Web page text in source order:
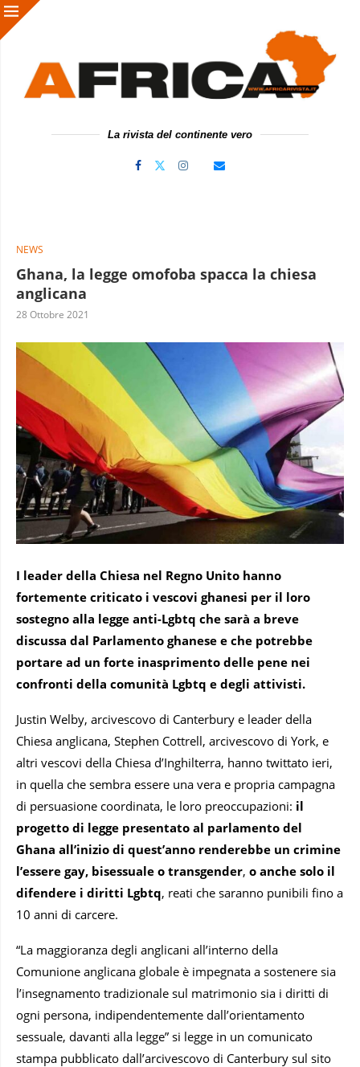
La rivista del continente vero
NEWS
Ghana, la legge omofoba spacca la chiesa
anglicana
28 Ottobre 2021
I leader della Chiesa nel Regno Unito hanno
fortemente criticato i vescovi ghanesi per il loro
sostegno alla legge anti-Lgbtq che sarà a breve
discussa dal Parlamento ghanese e che potrebbe
portare ad un forte inasprimento delle pene nei
confronti della comunità Lgbtq e degli attivisti.
Justin Welby, arcivescovo di Canterbury e leader della
Chiesa anglicana, Stephen Cottrell, arcivescovo di York, e
altri vescovi della Chiesa d’Inghilterra, hanno twittato ieri,
in quella che sembra essere una vera e propria campagna
di persuasione coordinata, le loro preoccupazioni: il
progetto di legge presentato al parlamento del
Ghana all’inizio di quest’anno renderebbe un crimine
l’essere gay, bisessuale o transgender, o anche solo il
difendere i diritti Lgbtq, reati che saranno punibili fino a
10 anni di carcere.
“La maggioranza degli anglicani all’interno della
Comunione anglicana globale è impegnata a sostenere sia
l’insegnamento tradizionale sul matrimonio sia i diritti di
ogni persona, indipendentemente dall’orientamento
sessuale, davanti alla legge” si legge in un comunicato
stampa pubblicato dall’arcivescovo di Canterbury sul sito